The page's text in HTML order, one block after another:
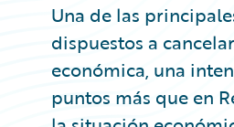
Una de las
dispuestos a
económica, una
puntos más que en